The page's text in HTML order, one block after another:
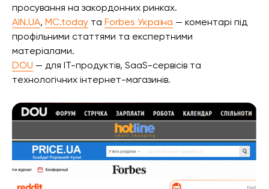
просування на закордонних ринках.
AIN.UA, MC.today та Forbes Україна — коментарі під
профільними статтями та експертними
матеріалами.
DOU — для IT-продуктів, SaaS-сервісів та
технологічних інтернет-магазинів.